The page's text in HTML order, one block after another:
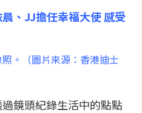
、JJ擔任幸福大使 感受
。（圖片來源：香港迪士
鏡頭紀錄生活中的點點